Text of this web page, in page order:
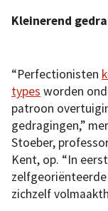
Kleinerend
“Perfectionisten
types worden
patroon
gedragingen,”
Stoeber,
Kent, op. “In
zichzelf